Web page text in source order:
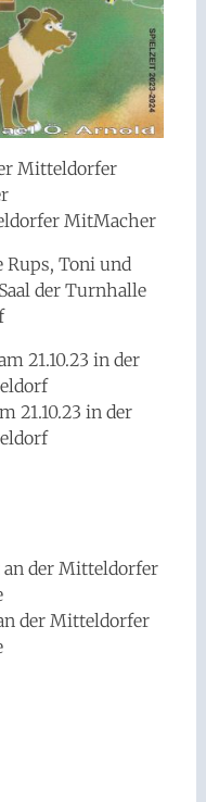
MitMacher
21.10.23 in der
der Mitteldorfer